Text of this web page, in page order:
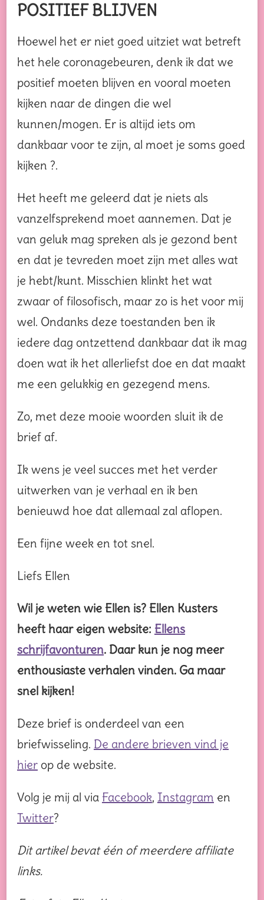
POSITIEF BLIJVEN
Hoewel het er niet goed uitziet wat betreft
het hele coronagebeuren, denk ik dat we
positief moeten blijven en vooral moeten
kijken naar de dingen die wel
kunnen/mogen. Er is altijd iets om
dankbaar voor te zijn, al moet je soms goed
kijken ?.
Het heeft me geleerd dat je niets als
vanzelfsprekend moet aannemen. Dat je
van geluk mag spreken als je gezond bent
en dat je tevreden moet zijn met alles wat
je hebt/kunt. Misschien klinkt het wat
zwaar of filosofisch, maar zo is het voor mij
wel. Ondanks deze toestanden ben ik
iedere dag ontzettend dankbaar dat ik mag
doen wat ik het allerliefst doe en dat maakt
me een gelukkig en gezegend mens.
Zo, met deze mooie woorden sluit ik de
brief af.
Ik wens je veel succes met het verder
uitwerken van je verhaal en ik ben
benieuwd hoe dat allemaal zal aflopen.
Een fijne week en tot snel.
Liefs Ellen
Wil je weten wie Ellen is? Ellen Kusters
heeft haar eigen website: Ellens
schrijfavonturen. Daar kun je nog meer
enthousiaste verhalen vinden. Ga maar
snel kijken!
Deze brief is onderdeel van een
briefwisseling. De andere brieven vind je
hier op de website.
Volg je mij al via Facebook, Instagram en
Twitter?
Dit artikel bevat één of meerdere affiliate
links.